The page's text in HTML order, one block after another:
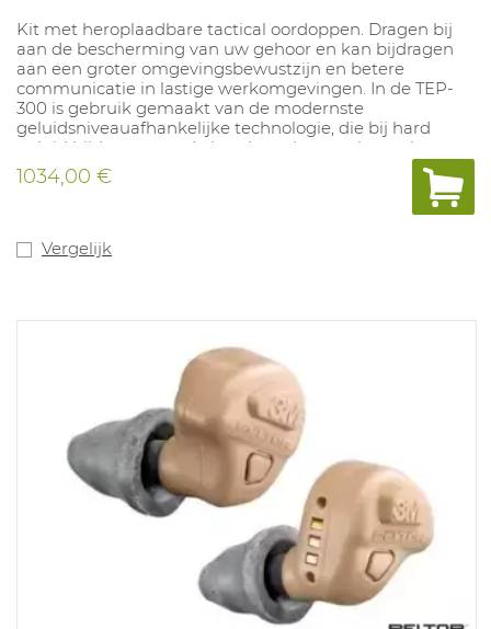
Kit met heroplaadbare tactical oordoppen. Dragen bij
aan de bescherming van uw gehoor en kan bijdragen
aan een groter omgevingsbewustzijn en betere
communicatie in lastige werkomgevingen. In de TEP-
300 is gebruik gemaakt van de modernste
geluidsniveauafhankelijke technologie, die bij hard
geluid bijdraagt aan de bescherming van het gehoor en
in rustige omgevingen het omgevingsbewustzijn
verbetert. Compatibel met Ultrafit (SNR=32) en Torque
1034,00 €
Vergelijk